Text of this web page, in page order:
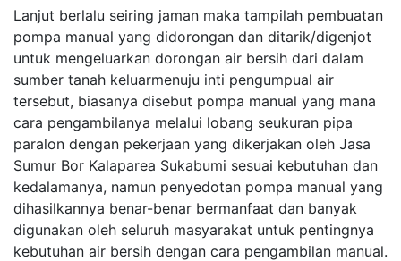
Lanjut berlalu seiring jaman maka tampilah pembuatan
pompa manual yang didorongan dan ditarik/digenjot
untuk mengeluarkan dorongan air bersih dari dalam
sumber tanah keluarmenuju inti pengumpual air
tersebut, biasanya disebut pompa manual yang mana
cara pengambilanya melalui lobang seukuran pipa
paralon dengan pekerjaan yang dikerjakan oleh Jasa
Sumur Bor Kalaparea Sukabumi sesuai kebutuhan dan
kedalamanya, namun penyedotan pompa manual yang
dihasilkannya benar-benar bermanfaat dan banyak
digunakan oleh seluruh masyarakat untuk pentingnya
kebutuhan air bersih dengan cara pengambilan manual.